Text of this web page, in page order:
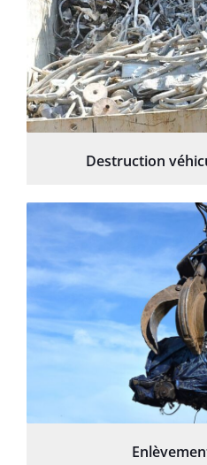
Destruction